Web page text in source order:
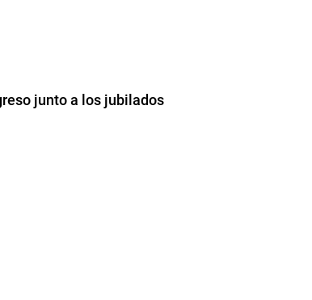
junto a los jubilados